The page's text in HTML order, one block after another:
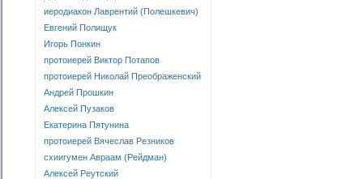
иеродиакон Лаврентий (Полешкевич)
Евгений Полищук
Игорь Понкин
протоиерей Виктор Потапов
протоиерей Николай Преображенский
Андрей Прошкин
Алексей Пузаков
Екатерина Пятунина
протоиерей Вячеслав Резников
схиигумен Авраам (Рейдман)
Алексей Реутский